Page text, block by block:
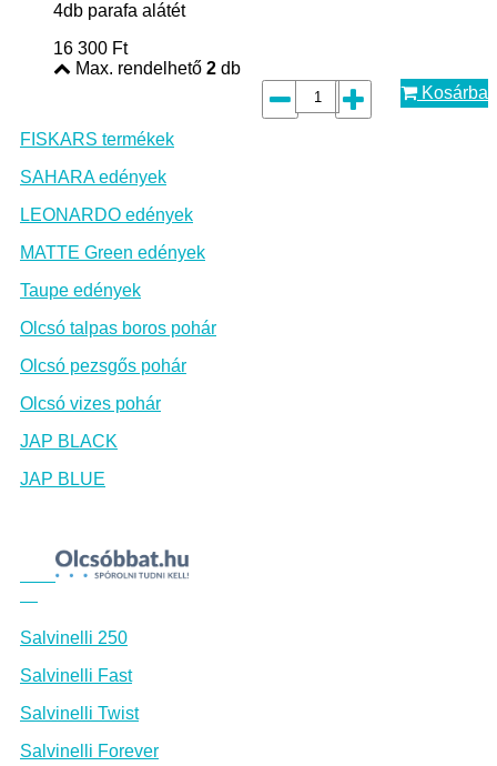
4db parafa alátét
16 300 Ft
Max. rendelhető 2 db
Kosárba
FISKARS termékek
SAHARA edények
LEONARDO edények
MATTE Green edények
Taupe edények
Olcsó talpas boros pohár
Olcsó pezsgős pohár
Olcsó vizes pohár
JAP BLACK
JAP BLUE
Salvinelli 250
Salvinelli Fast
Salvinelli Twist
Salvinelli Forever